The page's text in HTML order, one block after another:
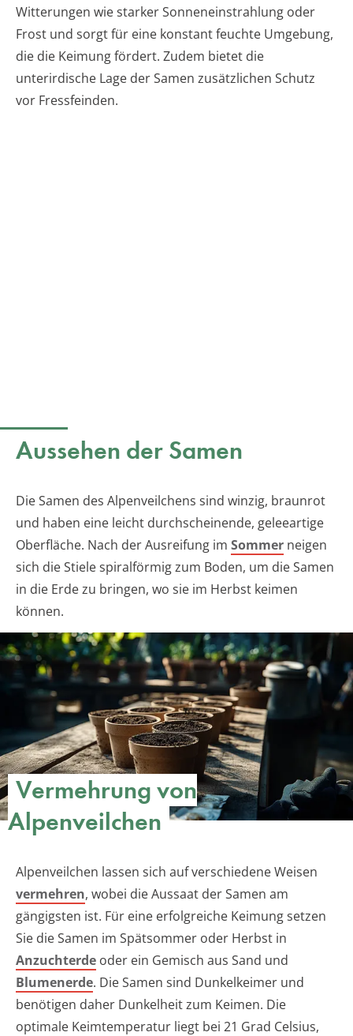
Witterungen wie starker Sonneneinstrahlung oder
Frost und sorgt für eine konstant feuchte Umgebung,
die die Keimung fördert. Zudem bietet die
unterirdische Lage der Samen zusätzlichen Schutz
vor Fressfeinden.
Aussehen der Samen
Die Samen des Alpenveilchens sind winzig, braunrot
und haben eine leicht durchscheinende, geleeartige
Oberfläche. Nach der Ausreifung im Sommer neigen
sich die Stiele spiralförmig zum Boden, um die Samen
in die Erde zu bringen, wo sie im Herbst keimen
können.
Vermehrung von
Alpenveilchen
Alpenveilchen lassen sich auf verschiedene Weisen
vermehren, wobei die Aussaat der Samen am
gängigsten ist. Für eine erfolgreiche Keimung setzen
Sie die Samen im Spätsommer oder Herbst in
Anzuchterde oder ein Gemisch aus Sand und
Blumenerde. Die Samen sind Dunkelkeimer und
benötigen daher Dunkelheit zum Keimen. Die
optimale Keimtemperatur liegt bei 21 Grad Celsius,